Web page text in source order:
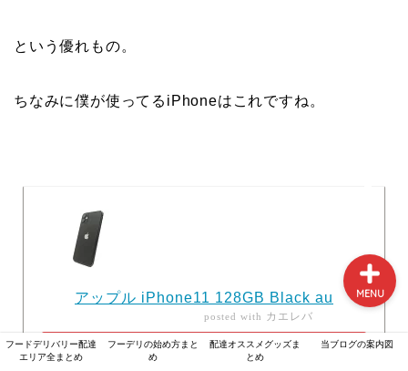
という優れもの。
ちなみに僕が使ってるiPhoneはこれですね。
アップル iPhone11 128GB Black au
posted with カエレバ
楽天市場で探す
フードデリバリー配達
エリア全まとめ
フーデリの始め方まと
め
配達オススメグッズま
とめ
当ブログの案内図
MENU